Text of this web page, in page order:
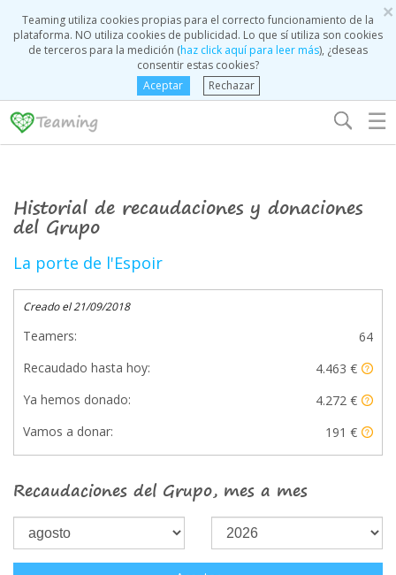
×
Teaming utiliza cookies propias para el correcto funcionamiento de la
plataforma. NO utiliza cookies de publicidad. Lo que sí utiliza son cookies
de terceros para la medición (haz click aquí para leer más), ¿deseas
consentir estas cookies?
Aceptar
Rechazar
☰
Historial de recaudaciones y donaciones
del Grupo
La porte de l'Espoir
Creado el 21/09/2018
Teamers:
64
Recaudado hasta hoy:
4.463 €
Ya hemos donado:
4.272 €
Vamos a donar:
191 €
Recaudaciones del Grupo, mes a mes